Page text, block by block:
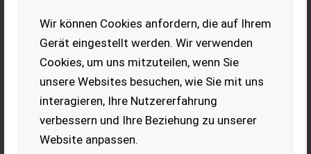
Wir können Cookies anfordern, die auf Ihrem
Gerät eingestellt werden. Wir verwenden
Cookies, um uns mitzuteilen, wenn Sie
unsere Websites besuchen, wie Sie mit uns
interagieren, Ihre Nutzererfahrung
verbessern und Ihre Beziehung zu unserer
Website anpassen.
Ladeort
Ort